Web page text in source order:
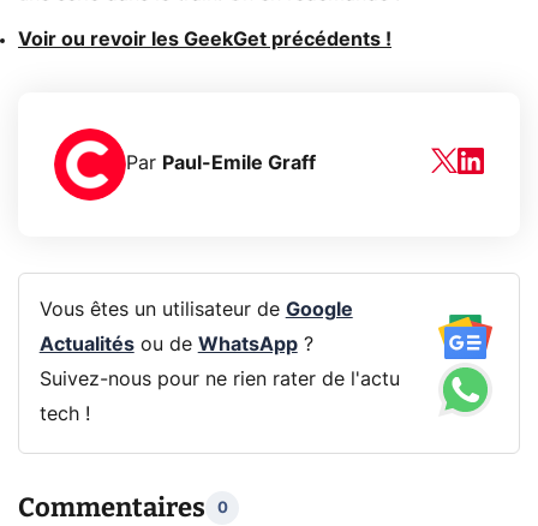
Voir ou revoir les GeekGet précédents !
Par Paul-Emile Graff
Vous êtes un utilisateur de Google
Actualitésou de WhatsApp?
Suivez-nous pour ne rien rater de l'actu
tech !
Commentaires 0